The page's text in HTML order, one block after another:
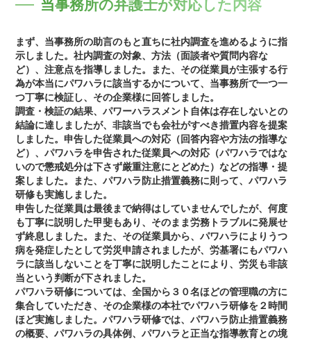
当事務所の弁護士が対応した内容
まず、当事務所の助言のもと直ちに社内調査を進めるように指
示しました。社内調査の対象、方法（面談者や質問内容な
ど）、注意点を指導しました。また、その従業員が主張する行
為が本当にパワハラに該当するかについて、当事務所で一つ一
つ丁寧に検証し、その企業様に回答しました。
調査・検証の結果、パワーハラスメント自体は存在しないとの
結論に達しましたが、非該当でも会社がすべき措置内容を提案
しました。申告した従業員への対応（回答内容や方法の指導な
ど）、パワハラを申告された従業員への対応（パワハラではな
いので懲戒処分は下さず厳重注意にとどめた）などの指導・提
案しました。また、パワハラ防止措置義務に則って、パワハラ
研修も実施しました。
申告した従業員は最後まで納得はしていませんでしたが、何度
も丁寧に説明した甲斐もあり、そのまま労務トラブルに発展せ
ず終息しました。また、その従業員から、パワハラによりうつ
病を発症したとして労災申請されましたが、労基署にもパワハ
ラに該当しないことを丁寧に説明したことにより、労災も非該
当という判断が下されました。
パワハラ研修については、全国から３０名ほどの管理職の方に
集合していただき、その企業様の本社でパワハラ研修を２時間
ほど実施しました。パワハラ研修では、パワハラ防止措置義務
の概要、パワハラの具体例、パワハラと正当な指導教育との境